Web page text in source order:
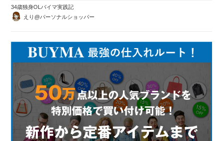
34歳独身OLバイマ実践記
えり@パーソナルショッパー